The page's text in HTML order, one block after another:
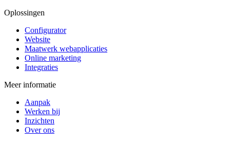
Oplossingen
Configurator
Website
Maatwerk webapplicaties
Online marketing
Integraties
Meer informatie
Aanpak
Werken bij
Inzichten
Over ons